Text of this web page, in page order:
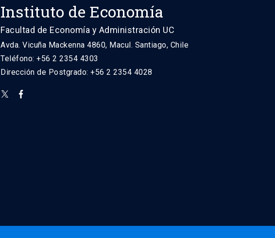
Instituto de Economía
Facultad de Economía y Administración UC
Avda. Vicuña Mackenna 4860, Macul. Santiago, Chile
Teléfono: +56 2 2354 4303
Dirección de Postgrado: +56 2 2354 4028